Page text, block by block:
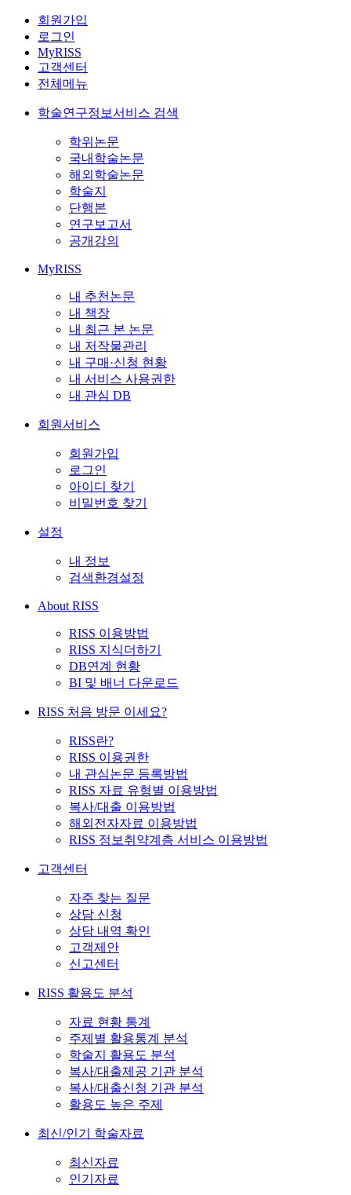
회원가입
로그인
MyRISS
고객센터
전체메뉴
학술연구정보서비스 검색
학위논문
국내학술논문
해외학술논문
학술지
단행본
연구보고서
공개강의
MyRISS
내 추천논문
내 책장
내 최근 본 논문
내 저작물관리
내 구매·신청 현황
내 서비스 사용권한
내 관심 DB
회원서비스
회원가입
로그인
아이디 찾기
비밀번호 찾기
설정
내 정보
검색환경설정
About RISS
RISS 이용방법
RISS 지식더하기
DB연계 현황
BI 및 배너 다운로드
RISS 처음 방문 이세요?
RISS란?
RISS 이용권한
내 관심논문 등록방법
RISS 자료 유형별 이용방법
복사/대출 이용방법
해외전자자료 이용방법
RISS 정보취약계층 서비스 이용방법
고객센터
자주 찾는 질문
상담 신청
상담 내역 확인
고객제안
신고센터
RISS 활용도 분석
자료 현황 통계
주제별 활용통계 분석
학술지 활용도 분석
복사/대출제공 기관 분석
복사/대출신청 기관 분석
활용도 높은 주제
최신/인기 학술자료
최신자료
인기자료